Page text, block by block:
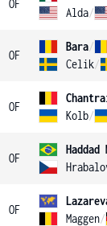
OF
Alda/
OF
Bara/
Celik/
OF
Kolb/
OF
Haddad
OF
Maggen/